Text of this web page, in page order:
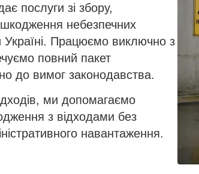
послуги зі збору,
небезпечних
Україні. Працюємо виключно з
повний пакет
до вимог законодавства.
ми допомагаємо
з відходами без
навантаження.